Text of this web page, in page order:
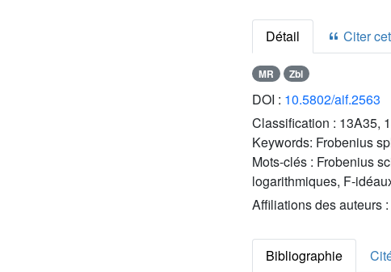
Détail Citer
MR Zbl
DOI : 10.5802/aif.2563
Classification : 13A35,
Keywords: Frobenius
Mots-clés : Frobenius
logarithmiques, F-
Affiliations des auteurs :
Bibliographie